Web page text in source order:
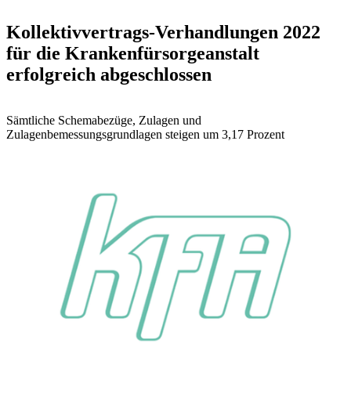
Kollektivvertrags-Verhandlungen 2022
für die Krankenfürsorgeanstalt
erfolgreich abgeschlossen
Sämtliche Schemabezüge, Zulagen und
Zulagenbemessungsgrundlagen steigen um 3,17 Prozent